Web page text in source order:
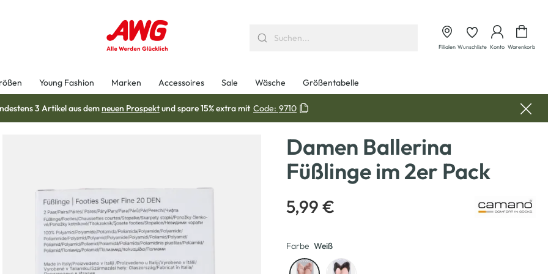
Filialen Wunschliste Konto Warenkorb
Young Fashion Marken Accessoires Sale Wäsche Größentabelle
3 Artikel aus demneuen Prospektund spare 15% extra mit Code: 9710
Damen Ballerina
Füßlinge im 2er Pack
5,99 €
Farbe Weiß